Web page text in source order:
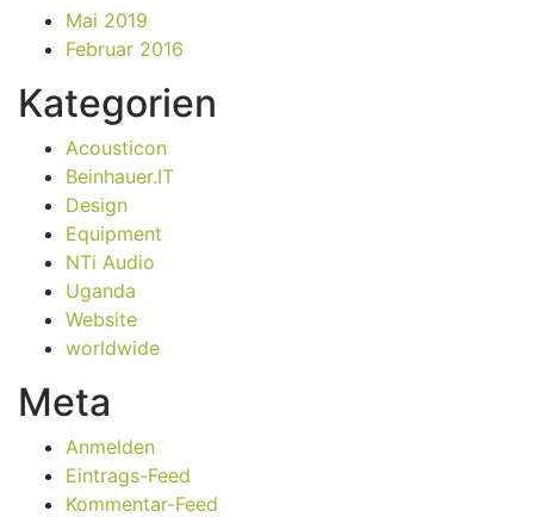
Mai 2019
Februar 2016
Kategorien
Acousticon
Beinhauer.IT
Design
Equipment
NTi Audio
Uganda
Website
worldwide
Meta
Anmelden
Eintrags-Feed
Kommentar-Feed